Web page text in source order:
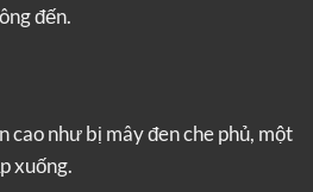
đến.
như bị mây đen che phủ, một
xuống.